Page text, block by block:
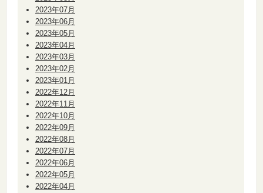
2023年07月
2023年06月
2023年05月
2023年04月
2023年03月
2023年02月
2023年01月
2022年12月
2022年11月
2022年10月
2022年09月
2022年08月
2022年07月
2022年06月
2022年05月
2022年04月